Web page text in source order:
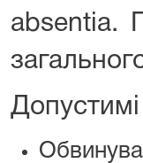
absentia.